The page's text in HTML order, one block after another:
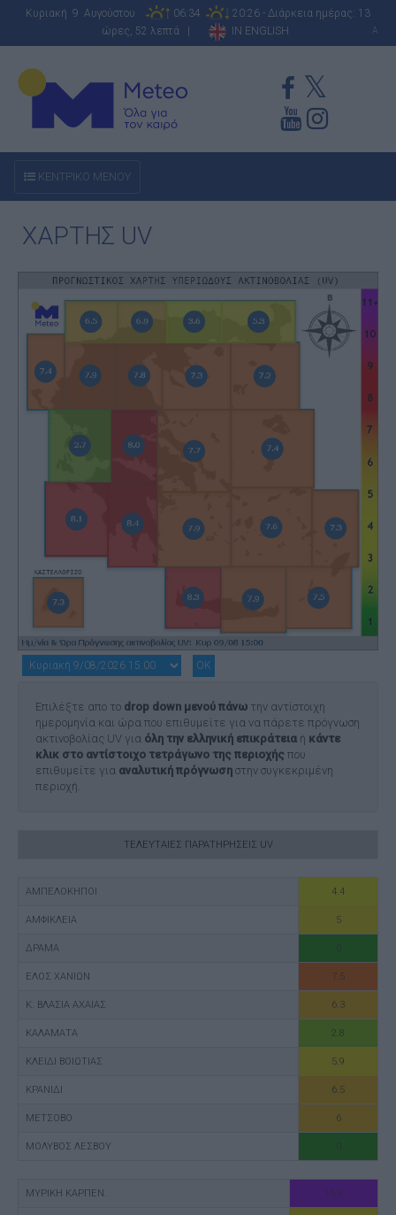
Κυριακή 9 Αυγούστου 06:34
20:26 - Διάρκεια ημέρας: 13
ώρες, 52 λεπτά |
IN ENGLISH A
ΚΕΝΤΡΙΚΟ ΜΕΝΟΥ
ΧΑΡΤΗΣ UV
Επιλέξτε απο το drop down μενού πάνω την αντίστοιχη
ημερομηνία και ώρα που επιθυμείτε για να πάρετε πρόγνωση
ακτινοβολίας UV για όλη την ελληνική επικράτεια ή κάντε
κλικ στο αντίστοιχο τετράγωνο της περιοχής που
επιθυμείτε για αναλυτική πρόγνωση στην συγκεκριμένη
περιοχή.
ΤΕΛΕΥΤΑΙΕΣ ΠΑΡΑΤΗΡΗΣΕΙΣ UV
ΑΜΠΕΛΟΚΗΠΟΙ 4.4
ΑΜΦΙΚΛΕΙΑ 5
ΔΡΑΜΑ
ΕΛΟΣ ΧΑΝΙΩΝ 7.5
Κ. ΒΛΑΣΙΑ ΑΧΑΙΑΣ 6.3
ΚΑΛΑΜΑΤΑ 2.8
ΚΛΕΙΔΙ ΒΟΙΩΤΙΑΣ 5.9
ΚΡΑΝΙΔΙ 6.5
ΜΕΤΣΟΒΟ 6
ΜΟΛΥΒΟΣ ΛΕΣΒΟΥ
ΜΥΡΙΚΗ ΚΑΡΠΕΝ. 15.9